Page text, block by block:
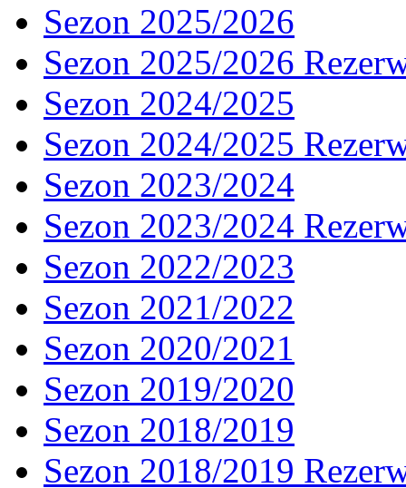
Sezon 2025/2026
Sezon 2025/2026
Sezon 2024/2025
Sezon 2024/2025
Sezon 2023/2024
Sezon 2023/2024
Sezon 2022/2023
Sezon 2021/2022
Sezon 2020/2021
Sezon 2019/2020
Sezon 2018/2019
Sezon 2018/2019